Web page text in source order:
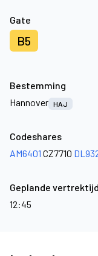
Gate
B5
Bestemming
Hannover HAJ
Codeshares
AM6401 CZ7710
Geplande vertrektijd
12:45